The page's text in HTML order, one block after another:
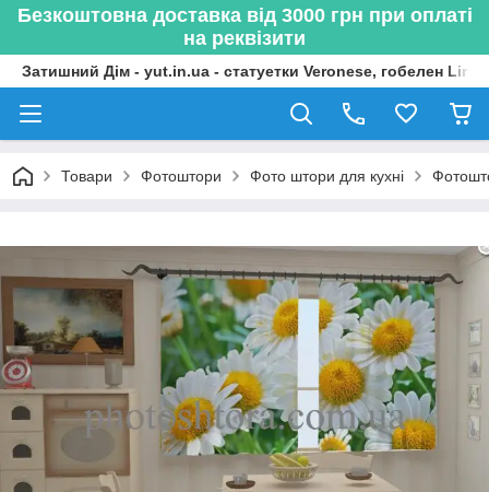
Безкоштовна доставка від 3000 грн при оплаті
на реквізити
Затишний Дім - yut.in.ua - статуетки Veronese, гобелен
Товари Фотоштори Фото штори для кухні